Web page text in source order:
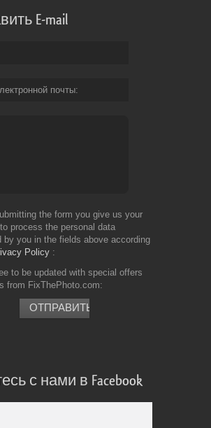
E-mail
почты
the form you give us your
process the personal data
by you in the fields above according
Policy
to be updated with special offers
from FixThePhoto.com
с нами в Facebook